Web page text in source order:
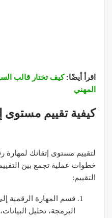
اقرأ أيضًا:كيف تختار قالب
المهني
كيفية تقييم مستوى
لتقييم مستوى إتقانك لمهارة
خطوات عملية تجمع بين
التقييم:
قسم المهارة الرقمية
البرمجة، تحليل